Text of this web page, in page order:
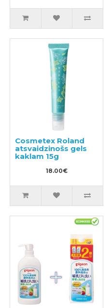
Cosmetex Roland
atsvaidzinošs gels
kaklam 15g
18.00€